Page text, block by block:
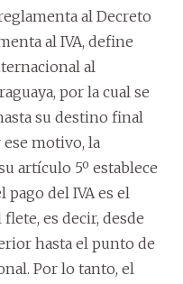
al Decreto
al IVA, define
al
por la cual se
su destino final
motivo, la
artículo 5º establece
pago del IVA es el
es decir, desde
hasta el punto de
Por lo tanto, el